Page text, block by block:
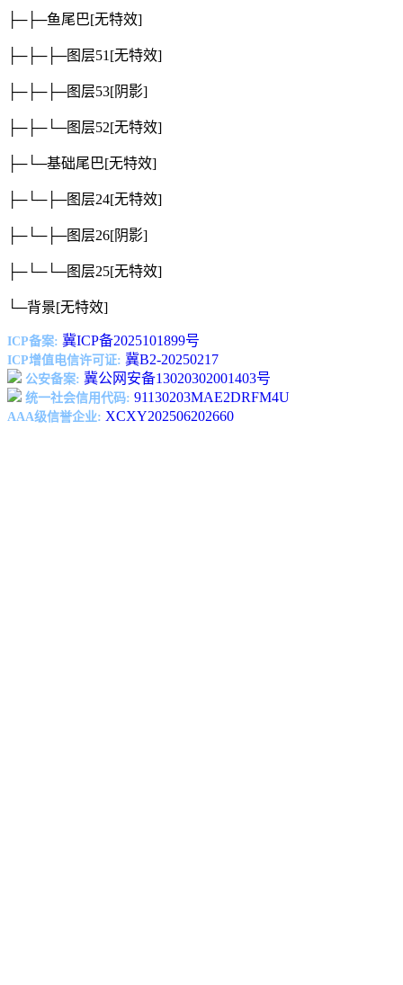
├─├─鱼尾巴[无特效]
├─├─├─图层51 [无特效]
├─├─├─图层53[阴影]
├─├─└─图层52[无特效]
├─└─基础尾巴[无特效]
├─└─├─图层24[无特效]
├─└─├─图层26[阴影]
├─└─└─图层25[无特效]
└─背景[无特效]
ICP备案: 冀ICP备2025101899号
ICP增值电信许可证: 冀B2-20250217
公安备案: 冀公网安备13020302001403号
统一社会信用代码: 91130203MAE2DRFM4U
AAA级信誉企业: XCXY202506202660